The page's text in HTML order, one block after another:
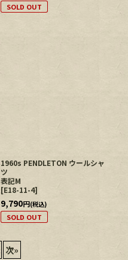
SOLD OUT
1960s PENDLETON ウールシャ
ツ
表記M
[E18-11-4]
9,790円(税込)
SOLD OUT
次»